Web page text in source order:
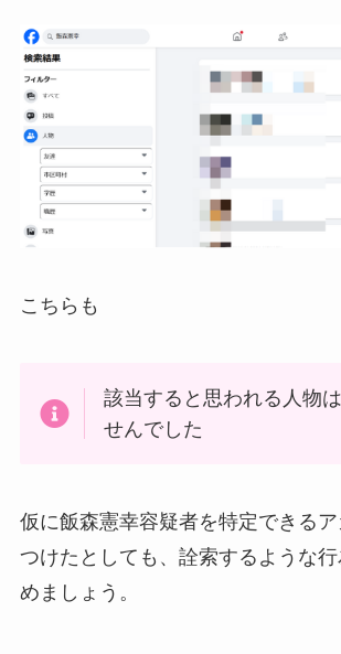
こちらも
該当すると思われる人物
せんでした
仮に飯森憲幸容疑者を特定できる
つけたとしても、詮索するような
めましょう。